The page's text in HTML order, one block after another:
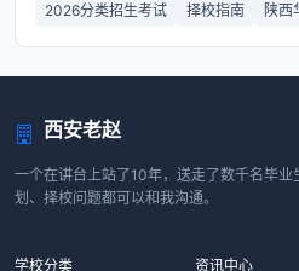
2026分类招生考试
择校指南 陕西
西安老赵
一个在讲台上站了10年，送走了数千名毕业
划、择校问题都可以和我沟通。
学校分类 资讯中心